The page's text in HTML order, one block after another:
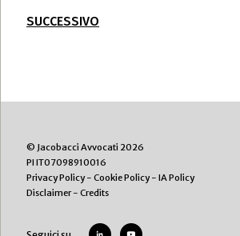
SUCCESSIVO
© Jacobacci Avvocati 2026
PI IT07098910016
Privacy Policy- Cookie Policy- IA Policy
Disclaimer- Credits